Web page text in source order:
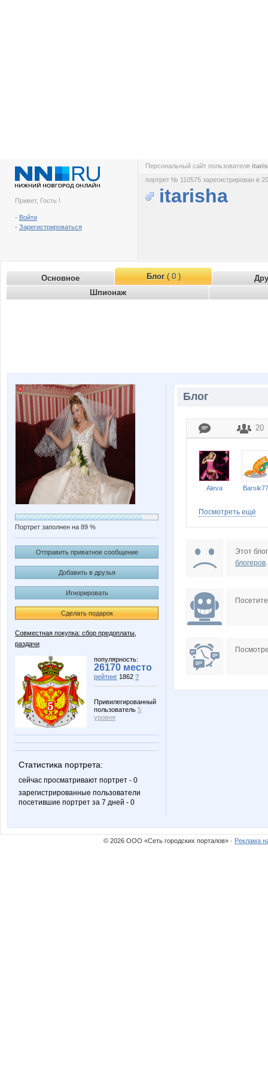
Привет, Гость !
- Войти
- Зарегистрироваться
Персональный сайт пользователя
портрет № 110575 зарегистрирован в
itarisha
Основное Блог( 0 )
Шпионаж
Портрет заполнен на 89 %
Отправить приватное сообщение
Добавить в друзья
Игнорировать
Сделать подарок
Совместная покупка: сбор предоплаты,
раздачи
популярность:
26170 место
рейтинг 1862 ?
Привилегированный
пользователь 5
уровня
Статистика портрета:
сейчас просматривают портрет - 0
зарегистрированные пользователи
посетившие портрет за 7 дней - 0
Блог
20
Aleva
julia-dem
Посмотреть ещё
Этот
блогеров.
© 2026 ООО «Сеть городских порталов» · Реклама